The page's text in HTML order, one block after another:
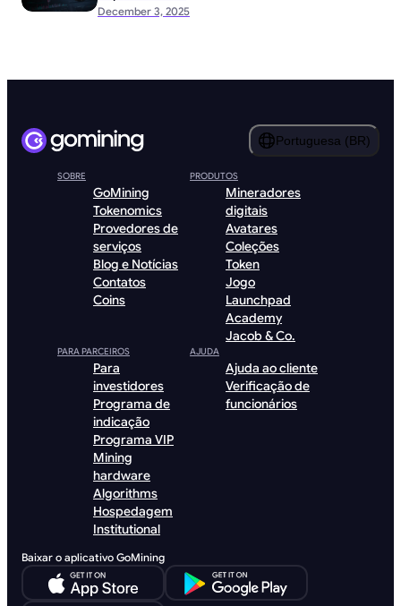
December 3, 2025
Portuguesa (BR)
SOBRE
GoMining
Tokenomics
Provedores de
serviços
Blog e Notícias
Contatos
Coins
PRODUTOS
Mineradores
digitais
Avatares
Coleções
Token
Jogo
Launchpad
Academy
Jacob & Co.
PARA PARCEIROS
Para
investidores
Programa de
indicação
Programa VIP
Mining
hardware
Algorithms
Hospedagem
Institutional
AJUDA
Ajuda ao cliente
Verificação de
funcionários
Baixar o aplicativo GoMining